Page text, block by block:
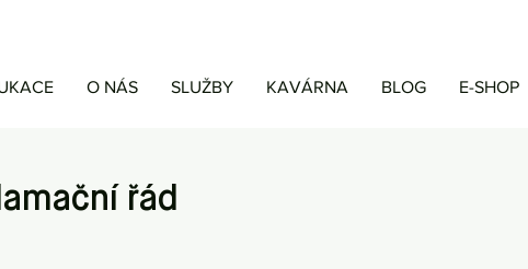
O NÁS SLUŽBY KAVÁRNA BLOG E-SHOP
řád